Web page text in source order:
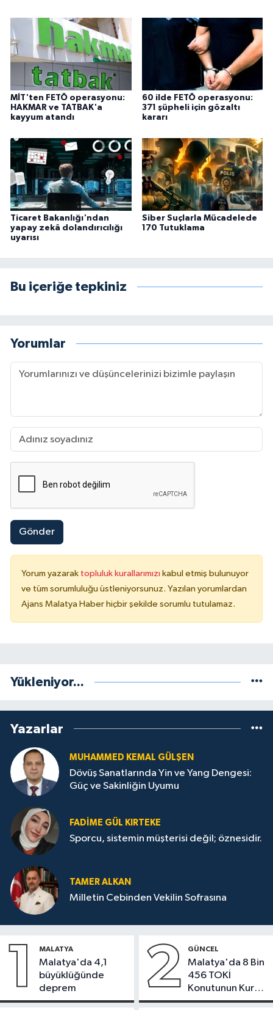
MİT'ten FETÖ operasyonu:
HAKMAR ve TATBAK'a
kayyum atandı
60 ilde FETÖ operasyonu:
371 şüpheli için gözaltı
kararı
Ticaret Bakanlığı'ndan
yapay zekâ dolandırıcılığı
uyarısı
Siber Suçlarla Mücadelede
170 Tutuklama
Bu içeriğe tepkiniz
Yorumlar
Gönder
Yorum yazarak topluluk kurallarımızı kabul etmiş bulunuyor
ve tüm sorumluluğu üstleniyorsunuz. Yazılan yorumlardan
Ajans Malatya Haber hiçbir şekilde sorumlu tutulamaz.
Yükleniyor...
Yazarlar
MUHAMMED KEMAL GÜLŞEN
Dövüş Sanatlarında Yin ve Yang Dengesi:
Güç ve Sakinliğin Uyumu
FADIME GÜL KIRTEKE
Sporcu, sistemin müşterisi değil; öznesidir.
TAMER ALKAN
Milletin Cebinden Vekilin Sofrasına
1 MALATYA
Malatya'da 4,1
büyüklüğünde
deprem
2 GÜNCEL
Malatya'da 8 Bin
456 TOKİ
Konutunun Kurası
Bugün Çekiliyor